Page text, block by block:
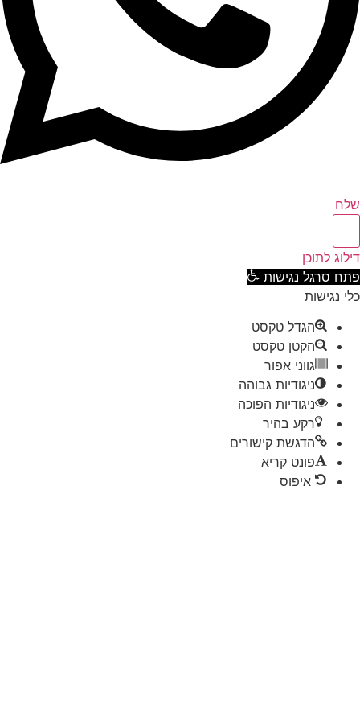
לתוכן
סרגל נגישות
נגישות
הגדל טקסט
הקטן טקסט
גווני אפור
ניגודיות גבוהה
ניגודיות הפוכה
רקע בהיר
הדגשת קישורים
פונט קריא
איפוס